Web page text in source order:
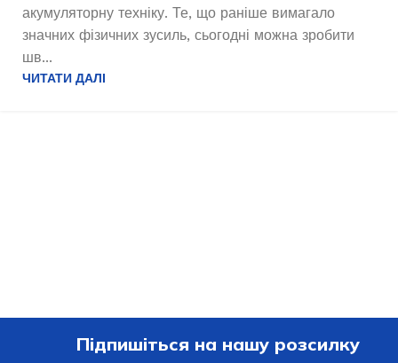
акумуляторну техніку. Те, що раніше вимагало
значних фізичних зусиль, сьогодні можна зробити
шв...
ЧИТАТИ ДАЛІ
Підпишіться на нашу розсилку